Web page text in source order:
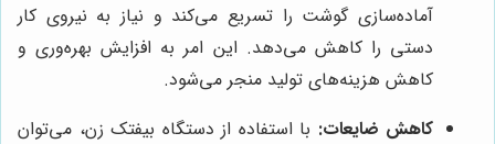
آماده‌سازی گوشت را تسریع می‌کند و نیاز به نیروی کار
دستی را کاهش می‌دهد. این امر به افزایش بهره‌وری و
کاهش هزینه‌های تولید منجر می‌شود.
کاهش ضایعات: با استفاده از دستگاه بیفتک زن، می‌توان